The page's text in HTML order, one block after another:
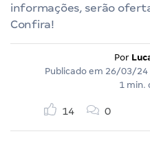
informações, serão
Confira!
Por
Publicado em 26/03/24
1 min.
14 0